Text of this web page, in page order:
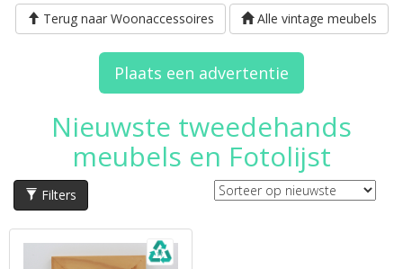
Terug naar Woonaccessoires Alle vintage meubels
Plaats een advertentie
Nieuwste tweedehands
meubels en Fotolijst
Filters